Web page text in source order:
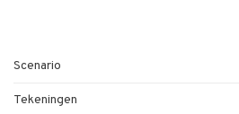
Scenario
Tekeningen